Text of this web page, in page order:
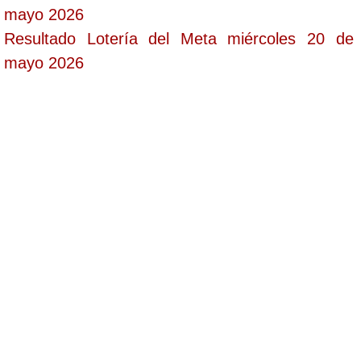
mayo 2026
Resultado Lotería del Meta miércoles 20 de
mayo 2026